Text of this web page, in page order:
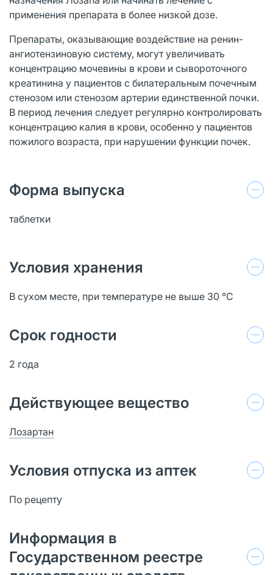
применения препарата в более низкой дозе.
Препараты, оказывающие воздействие на ренин-
ангиотензиновую систему, могут увеличивать
концентрацию мочевины в крови и сывороточного
креатинина у пациентов с билатеральным почечным
стенозом или стенозом артерии единственной почки.
В период лечения следует регулярно контролировать
концентрацию калия в крови, особенно у пациентов
пожилого возраста, при нарушении функции почек.
Форма выпуска
таблетки
Условия хранения
В сухом месте, при температуре не выше 30 °C
Срок годности
2 года
Действующее вещество
Лозартан
Условия отпуска из аптек
По рецепту
Информация в
Государственном реестре